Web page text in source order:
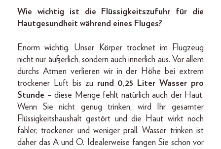
Wie wichtig ist die Flüssigkeitszufuhr für die
Hautgesundheit während eines Fluges?
Enorm wichtig. Unser Körper trocknet im Flugzeug
nicht nur äußerlich, sondern auch innerlich aus. Vor allem
durchs Atmen verlieren wir in der Höhe bei extrem
trockener Luft bis zu rund 0,25 Liter Wasser pro
Stunde – diese Menge fehlt natürlich auch der Haut.
Wenn Sie nicht genug trinken, wird Ihr gesamter
Flüssigkeitshaushalt gestört und die Haut wirkt noch
fahler, trockener und weniger prall. Wasser trinken ist
daher das A und O. Idealerweise fangen Sie schon vor